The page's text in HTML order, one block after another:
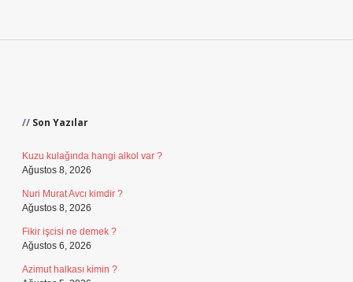
Son Yazılar
Kuzu kulağında hangi alkol var ?
Ağustos 8, 2026
Nuri Murat Avcı kimdir ?
Ağustos 8, 2026
Fikir işcisi ne demek ?
Ağustos 6, 2026
Azimut halkası kimin ?